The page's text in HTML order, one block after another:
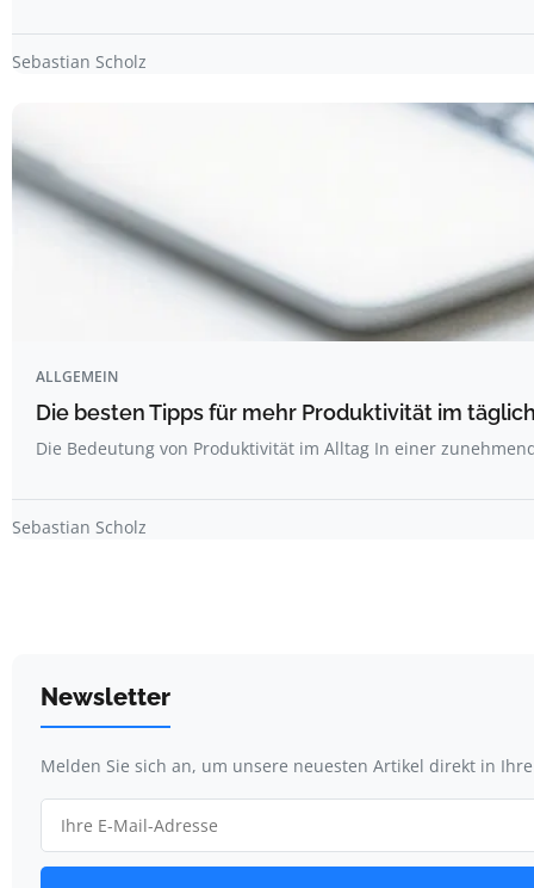
Sebastian Scholz
ALLGEMEIN
Die besten Tipps für mehr Produktivität im
Die Bedeutung von Produktivität im Alltag In einer
Sebastian Scholz
Newsletter
Melden Sie sich an, um unsere neuesten Artikel direkt in